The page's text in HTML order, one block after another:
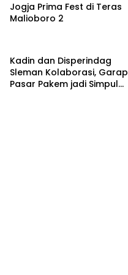
Jogja Prima Fest di Teras
Malioboro 2
Kadin dan Disperindag
Sleman Kolaborasi, Garap
Pasar Pakem jadi Simpul